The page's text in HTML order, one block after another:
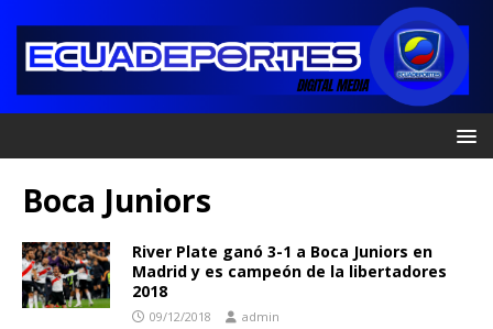
Boca Juniors
River Plate ganó 3-1 a Boca Juniors en
Madrid y es campeón de la libertadores
2018
09/12/2018 admin